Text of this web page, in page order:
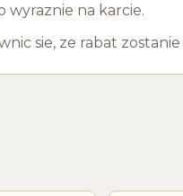
wyraznie na karcie.
sie, ze rabat zostanie